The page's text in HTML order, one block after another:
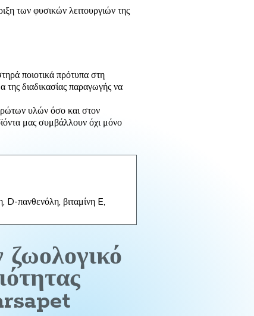
των φυσικών λειτουργιών της
ποιοτικά πρότυπα στη
διαδικασίας παραγωγής να
υλών όσο και στον
μας συμβάλλουν όχι μόνο
D-πανθενόλη, βιταμίνη E,
ζωολογικό